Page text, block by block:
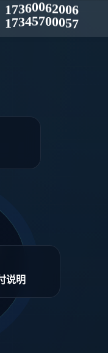
17360062006
17345700057
说明